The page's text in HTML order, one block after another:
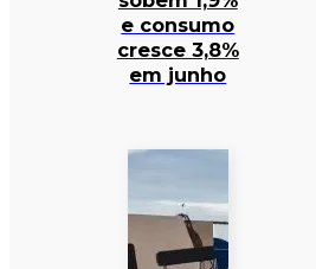
e consumo
cresce 3,8%
em junho